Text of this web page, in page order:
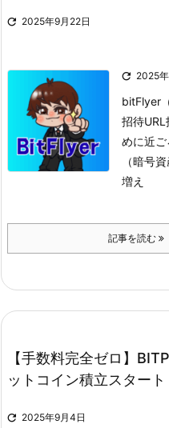
 2025年9月22日
 2025
bitFlyer
招待URL
めに近
（暗号
増え
記事を読む
【手数料完全ゼロ】
ットコイン積立スター
 2025年9月4日